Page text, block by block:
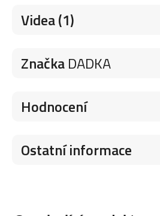
Videa (1)
ZnačkaDADKA
Hodnocení
Ostatní informace